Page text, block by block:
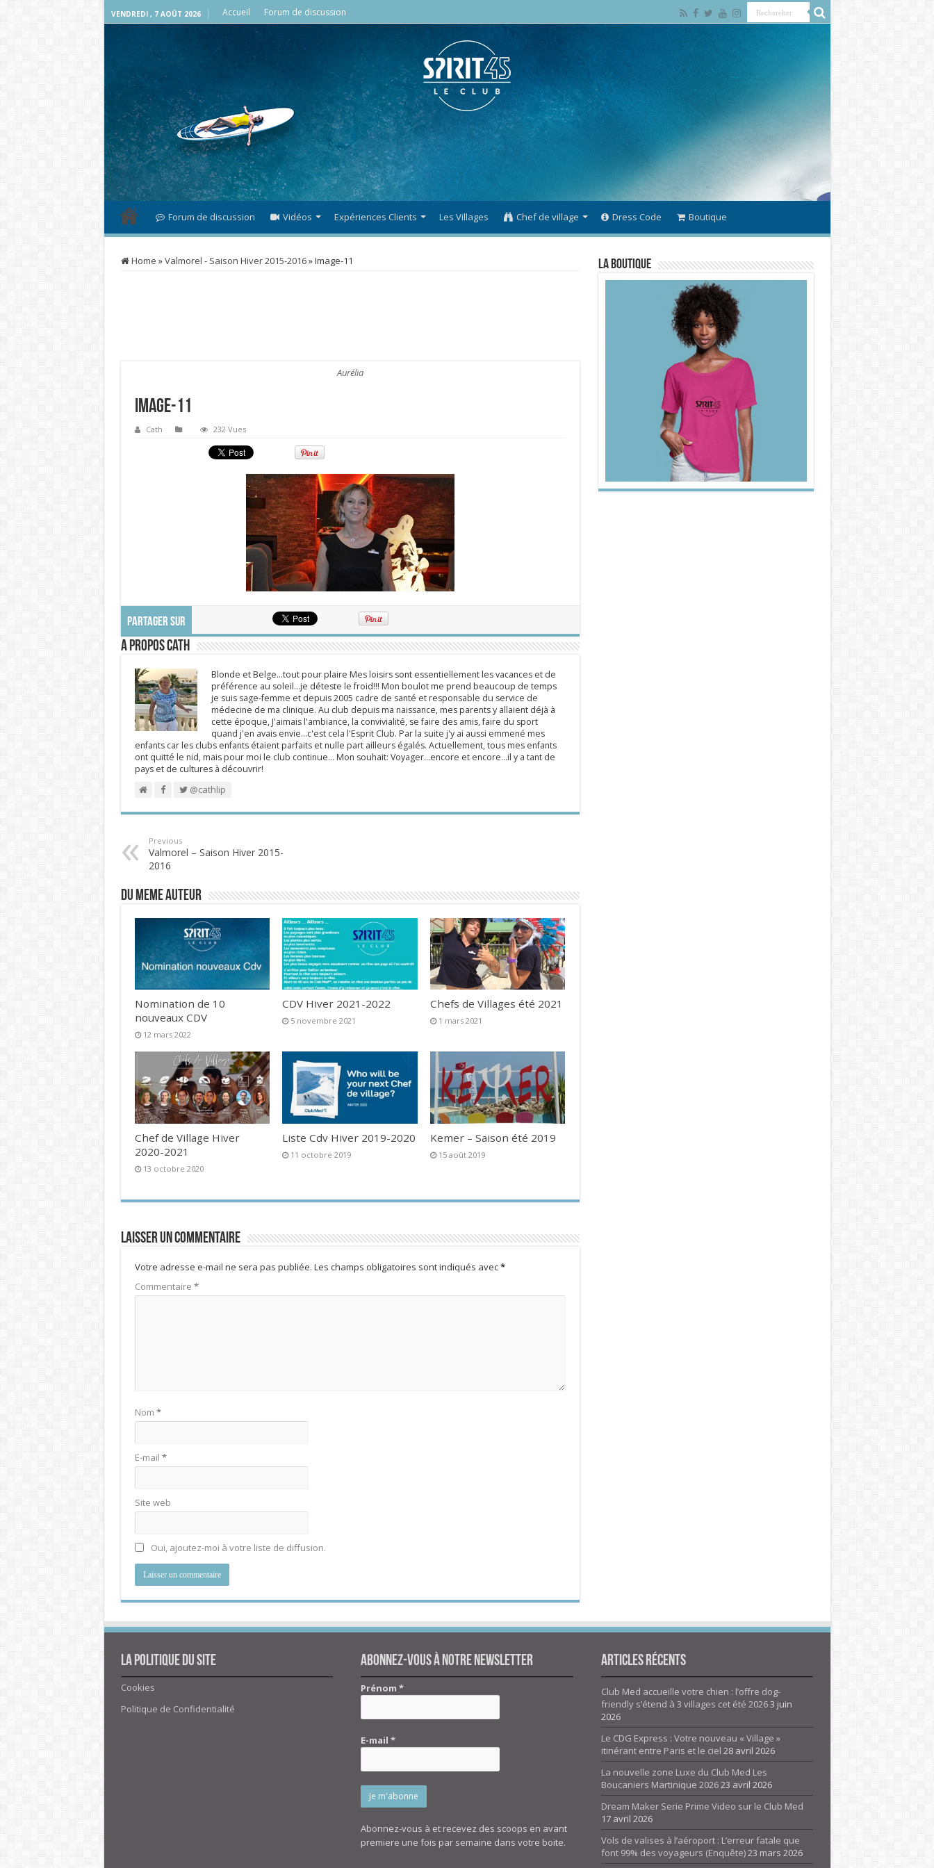
VENDREDI , 7 AOÛT 2026 Accueil Forum de discussion
Forum de discussion Vidéos Expériences Clients Les Villages Chef de village Dress Code Boutique
Home »Valmorel - Saison Hiver 2015-2016»Image-11
Aurélia
Image-11
Cath 232 Vues
PARTAGER SUR
A propos Cath
Blonde et Belge...tout pour plaire Mes loisirs sont essentiellement les vacances et de
préférence au soleil...je déteste le froid!!! Mon boulot me prend beaucoup de temps
je suis sage-femme et depuis 2005 cadre de santé et responsable du service de
médecine de ma clinique. Au club depuis ma naissance, mes parents y allaient déjà à
cette époque, J'aimais l'ambiance, la convivialité, se faire des amis, faire du sport
quand j'en avais envie...c'est cela l'Esprit Club. Par la suite j'y ai aussi emmené mes
enfants car les clubs enfants étaient parfaits et nulle part ailleurs égalés. Actuellement, tous mes enfants
ont quitté le nid, mais pour moi le club continue... Mon souhait: Voyager...encore et encore...il y a tant de
pays et de cultures à découvrir!
@cathlip
Previous
Valmorel – Saison Hiver 2015-
2016
DU MEME AUTEUR
Nomination de 10
nouveaux CDV
12 mars 2022
CDV Hiver 2021-2022
5 novembre 2021
Chefs de Villages été 2021
1 mars 2021
Chef de Village Hiver
2020-2021
13 octobre 2020
Liste Cdv Hiver 2019-2020
11 octobre 2019
Kemer – Saison été 2019
15 août 2019
Laisser un commentaire
Votre adresse e-mail ne sera pas publiée. Les champs obligatoires sont indiqués avec*
Commentaire *
Nom *
E-mail *
Site web
Oui, ajoutez-moi à votre liste de diffusion.
La Boutique
La politique du site
Cookies
Politique de Confidentialité
Abonnez-vous à notre newsletter
Prénom*
E-mail*
Abonnez-vous à et recevez des scoops en avant
premiere une fois par semaine dans votre boite.
Articles Récents
Club Med accueille votre chien : l’offre dog-
friendly s’étend à 3 villages cet été 20263 juin
2026
Le CDG Express : Votre nouveau « Village »
itinérant entre Paris et le ciel 28 avril 2026
La nouvelle zone Luxe du Club Med Les
Boucaniers Martinique 202623 avril 2026
Dream Maker Serie Prime Video sur le Club Med
17 avril 2026
Vols de valises à l’aéroport : L’erreur fatale que
font 99% des voyageurs (Enquête)23 mars 2026